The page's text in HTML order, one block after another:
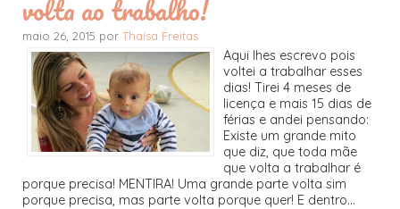
volta ao trabalho!
maio 26, 2015 por Thaísa Freitas
Aqui lhes escrevo pois
voltei a trabalhar esses
dias! Tirei 4 meses de
licença e mais 15 dias de
férias e andei pensando:
Existe um grande mito
que diz, que toda mãe
que volta a trabalhar é
porque precisa! MENTIRA! Uma grande parte volta sim
porque precisa, mas parte volta porque quer! E dentro...